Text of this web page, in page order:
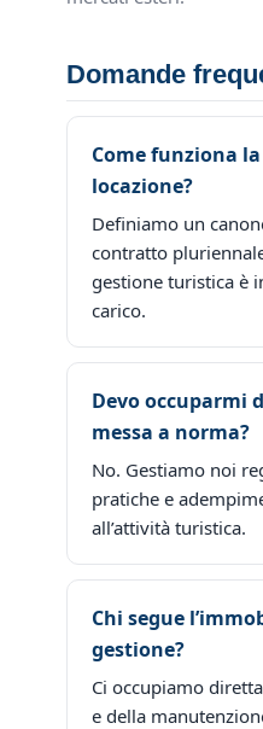
Domande
Come funziona
locazione?
Definiamo un
contratto
gestione turistica è
carico.
Devo occuparmi
messa a norma?
No. Gestiamo noi
pratiche e
all’attività turistica.
Chi segue
gestione?
Ci occupiamo
e della